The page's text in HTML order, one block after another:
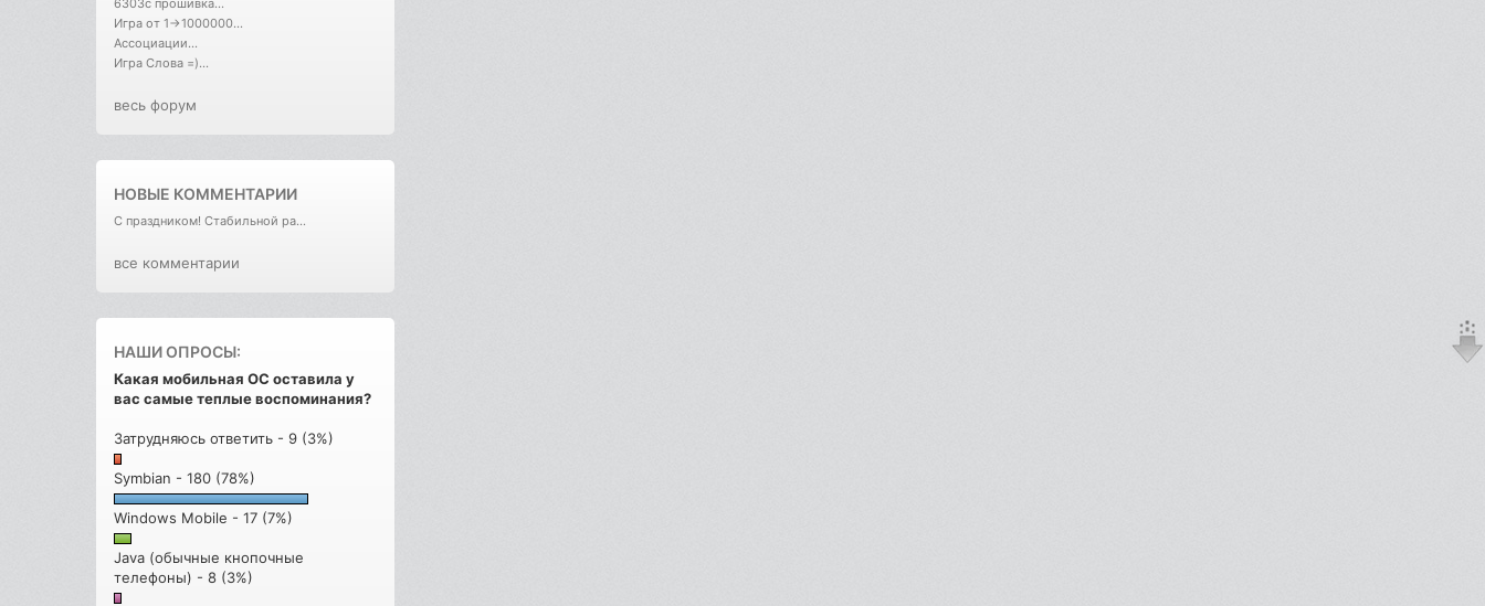
6303с прошивка...
Игра от 1->1000000...
Ассоциации...
Игра Слова =)...
весь форум
НОВЫЕ КОММЕНТАРИИ
С праздником! Стабильной ра...
все комментарии
НАШИ ОПРОСЫ:
Какая мобильная ОС оставила у
вас самые теплые воспоминания?
Затрудняюсь ответить - 9 (3%)
Symbian - 180 (78%)
Windows Mobile - 17 (7%)
Java (обычные кнопочные
телефоны) - 8 (3%)